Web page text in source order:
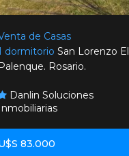
de Casas
dormitorio San Lorenzo El
Palenque. Rosario.
Danlin Soluciones
Inmobiliarias
83.000